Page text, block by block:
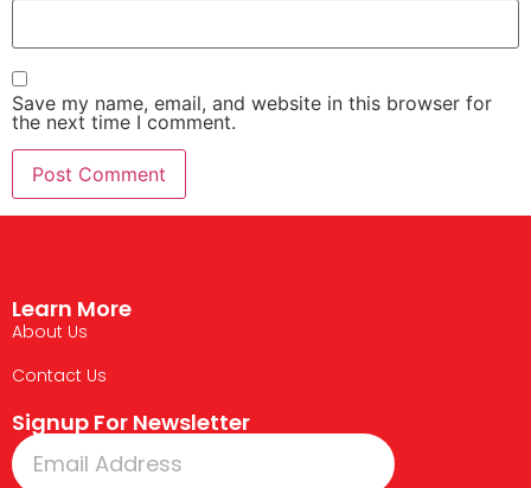
Save my name, email, and website in this browser for
the next time I comment.
Learn More
About Us
Contact Us
Signup For Newsletter